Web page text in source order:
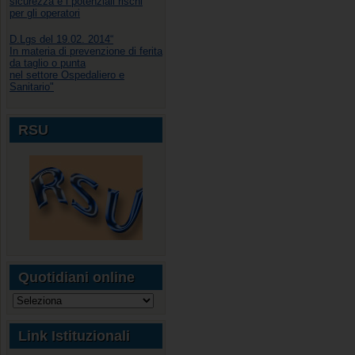
per gli operatori
D.Lgs del 19.02. 2014“
In materia di prevenzione di ferita
da taglio o punta
nel settore Ospedaliero e
Sanitario"
RSU
Quotidiani online
Link Istituzionali